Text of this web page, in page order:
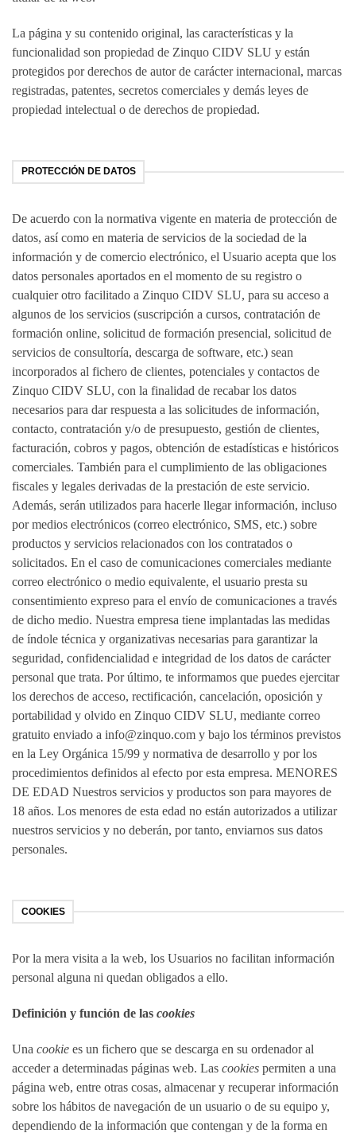
La página y su contenido original, las características y la
funcionalidad son propiedad de Zinquo CIDV SLU y están
protegidos por derechos de autor de carácter internacional, marcas
registradas, patentes, secretos comerciales y demás leyes de
propiedad intelectual o de derechos de propiedad.
PROTECCIÓN DE DATOS
De acuerdo con la normativa vigente en materia de protección de
datos, así como en materia de servicios de la sociedad de la
información y de comercio electrónico, el Usuario acepta que los
datos personales aportados en el momento de su registro o
cualquier otro facilitado a Zinquo CIDV SLU, para su acceso a
algunos de los servicios (suscripción a cursos, contratación de
formación online, solicitud de formación presencial, solicitud de
servicios de consultoría, descarga de software, etc.) sean
incorporados al fichero de clientes, potenciales y contactos de
Zinquo CIDV SLU, con la finalidad de recabar los datos
necesarios para dar respuesta a las solicitudes de información,
contacto, contratación y/o de presupuesto, gestión de clientes,
facturación, cobros y pagos, obtención de estadísticas e históricos
comerciales. También para el cumplimiento de las obligaciones
fiscales y legales derivadas de la prestación de este servicio.
Además, serán utilizados para hacerle llegar información, incluso
por medios electrónicos (correo electrónico, SMS, etc.) sobre
productos y servicios relacionados con los contratados o
solicitados. En el caso de comunicaciones comerciales mediante
correo electrónico o medio equivalente, el usuario presta su
consentimiento expreso para el envío de comunicaciones a través
de dicho medio. Nuestra empresa tiene implantadas las medidas
de índole técnica y organizativas necesarias para garantizar la
seguridad, confidencialidad e integridad de los datos de carácter
personal que trata. Por último, te informamos que puedes ejercitar
los derechos de acceso, rectificación, cancelación, oposición y
portabilidad y olvido en Zinquo CIDV SLU, mediante correo
gratuito enviado a info@zinquo.com y bajo los términos previstos
en la Ley Orgánica 15/99 y normativa de desarrollo y por los
procedimientos definidos al efecto por esta empresa. MENORES
DE EDAD Nuestros servicios y productos son para mayores de
18 años. Los menores de esta edad no están autorizados a utilizar
nuestros servicios y no deberán, por tanto, enviarnos sus datos
personales.
COOKIES
Por la mera visita a la web, los Usuarios no facilitan información
personal alguna ni quedan obligados a ello.
Definición y función de las cookies
Una cookie es un fichero que se descarga en su ordenador al
acceder a determinadas páginas web. Las cookies permiten a una
página web, entre otras cosas, almacenar y recuperar información
sobre los hábitos de navegación de un usuario o de su equipo y,
dependiendo de la información que contengan y de la forma en